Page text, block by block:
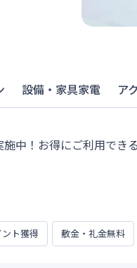
設備・家具家電 ア
中！お得にご利用でき
ト獲得 敷金・礼金無料